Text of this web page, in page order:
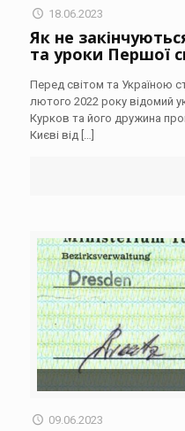
18.06.2023
Як не
та уроки Першої
Перед світом та Україною
лютого 2022 року відомий
Курков та його дружина
Києві від[…]
09.06.2023